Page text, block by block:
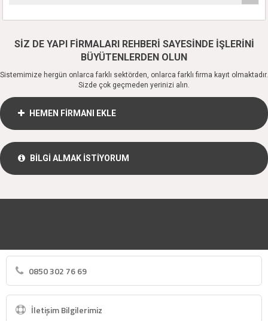
SİZ DE YAPI FİRMALARI REHBERİ SAYESİNDE İŞLERİNİ
BÜYÜTENLERDEN OLUN
Sistemimize hergün onlarca farklı sektörden, onlarca farklı firma kayıt olmaktadır.
Sizde çok geçmeden yerinizi alın.
HEMEN FİRMANI EKLE
BİLGİ ALMAK İSTİYORUM
0850 302 76 69
İletişim Bilgilerimiz